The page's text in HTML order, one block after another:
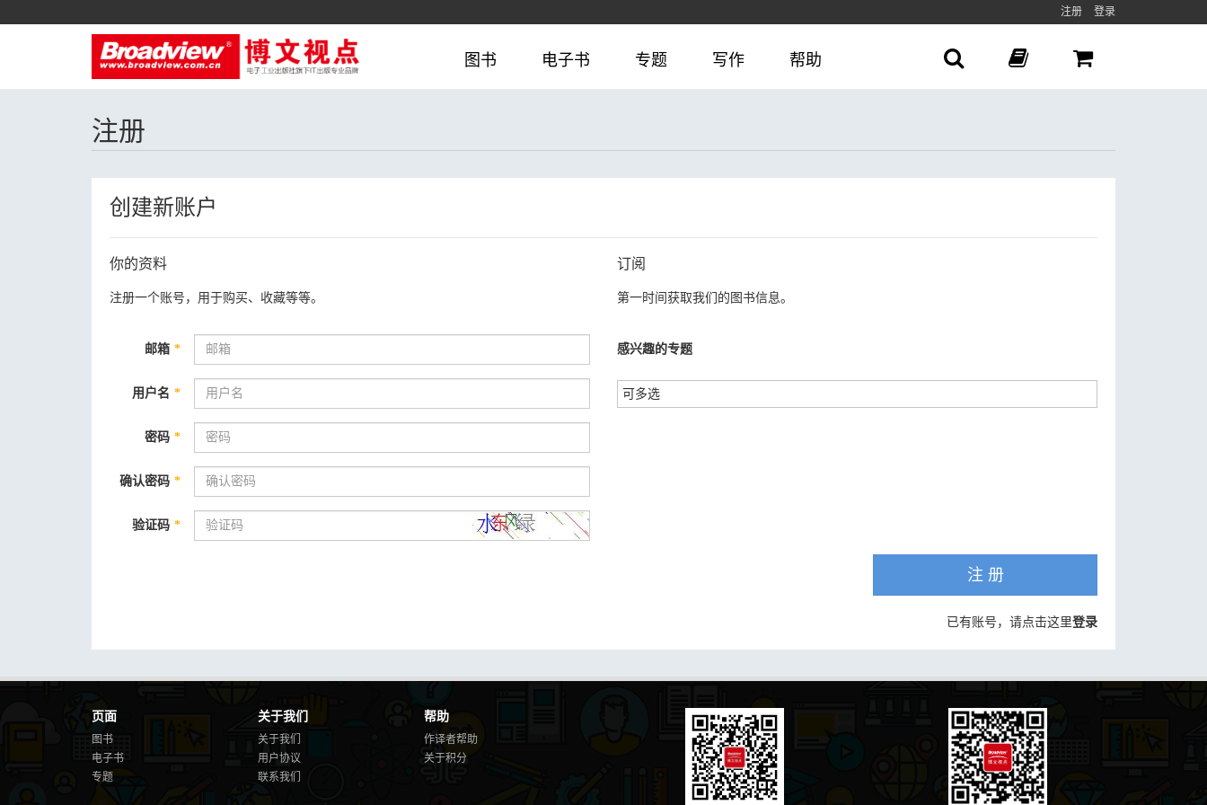
注册 登录
图书 电子书 专题 写作 帮助
注册
创建新账户
你的资料
注册一个账号，用于购买、收藏等等。
邮箱 *
用户名 *
密码 *
确认密码 *
验证码 *
订阅
第一时间获取我们的图书信息。
感兴趣的专题
注 册
已有账号，请点击这里登录
页面
图书
电子书
专题
关于我们
关于我们
用户协议
联系我们
帮助
作译者帮助
关于积分